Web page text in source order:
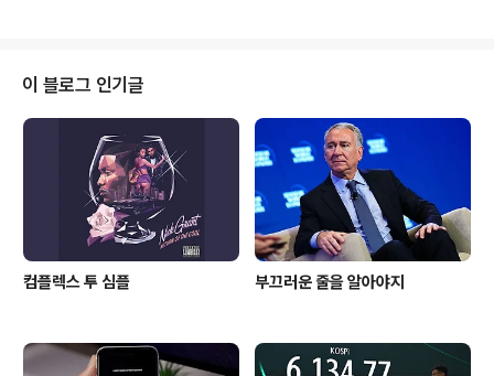
그대로다. $199와 32GB 저장용량으로 시작하는 새로운
아이팟터치는 이번주 후반부터 Apple.com 과 애플 스토
어 앱에서 주문할 수 있다. 128GB와 256GB 모델들은
각각 $299와 $399로 책정됐다. 6가지 색상이 가능하며
스페이스 그레이, 화이트, 골드, 블루, 핑크 및 (프로덕트)..
이 블로그 인기글
컴플렉스 투 심플 부끄러운 줄을 알아야지